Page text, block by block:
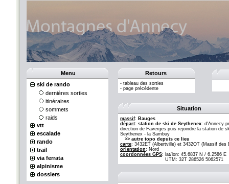
Menu
ski de rando
dernières sorties
itinéraires
sommets
raids
vtt
escalade
rando
trail
via ferrata
alpinisme
dossiers
Retours
- tableau des sorties
- page précédente
Situation
massif: Bauges
départ: station de ski de Seythenex: d'Annecy
direction de Faverges puis rejoindre la station de
Seythenex - la Sambuy
>> autre topo depuis ce lieu
carte: 3432ET (Albertville) et 3432OT (Massif des
orientation: Nord
coordonnées GPS: lat/lon: 45.6837 N / 6.2586 E
UTM: 32T 286526 5062571